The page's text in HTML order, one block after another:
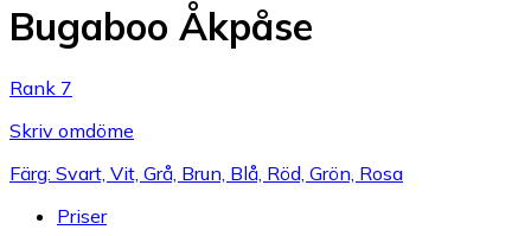
Bugaboo Åkpåse
Rank 7
Skriv omdöme
Färg: Svart, Vit, Grå, Brun, Blå, Röd, Grön, Rosa
Priser